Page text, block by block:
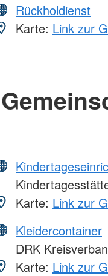
Rückholdienst
Karte: Link zur
Karte: Link zur
Kleidercontainer
DRK
Karte: Link zur